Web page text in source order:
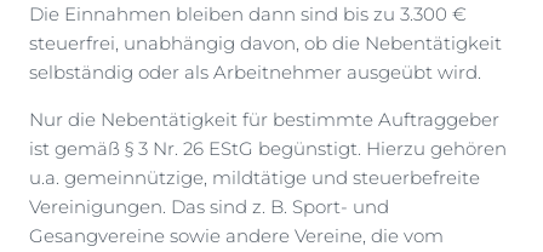
Die Einnahmen bleiben dann sind bis zu 3.300 €
steuerfrei, unabhängig davon, ob die Nebentätigkeit
selbständig oder als Arbeitnehmer ausgeübt wird.
Nur die Nebentätigkeit für bestimmte Auftraggeber
ist gemäß § 3 Nr. 26 EStG begünstigt. Hierzu gehören
u.a. gemeinnützige, mildtätige und steuerbefreite
Vereinigungen. Das sind z. B. Sport- und
Gesangvereine sowie andere Vereine, die vom